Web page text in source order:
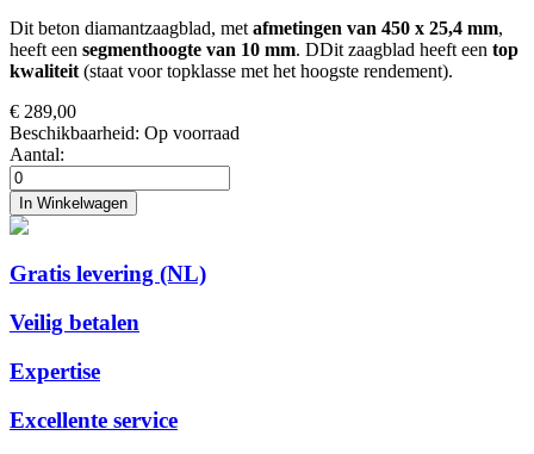
Dit beton diamantzaagblad, met afmetingen van 450 x 25,4 mm,
heeft een segmenthoogte van 10 mm. DDit zaagblad heeft een top
kwaliteit (staat voor topklasse met het hoogste rendement).
€ 289,00
Beschikbaarheid: Op voorraad
Aantal:
In Winkelwagen
Gratis levering (NL)
Veilig betalen
Expertise
Excellente service